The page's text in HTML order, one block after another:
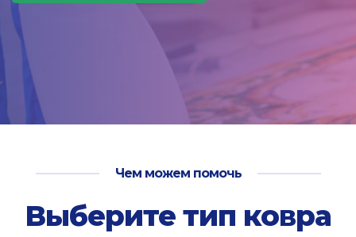
Чем можем помочь
Выберите тип ковра